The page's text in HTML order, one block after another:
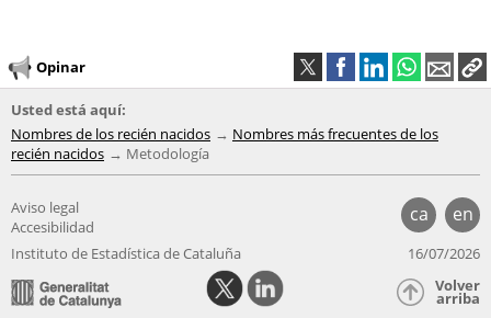
Opinar
Usted está aquí:
Nombres de los recién nacidos
Nombres más frecuentes de los
recién nacidos
Metodología
ca en
Aviso legal
Accesibilidad
Instituto de Estadística de Cataluña
16/07/2026
Volver
arriba